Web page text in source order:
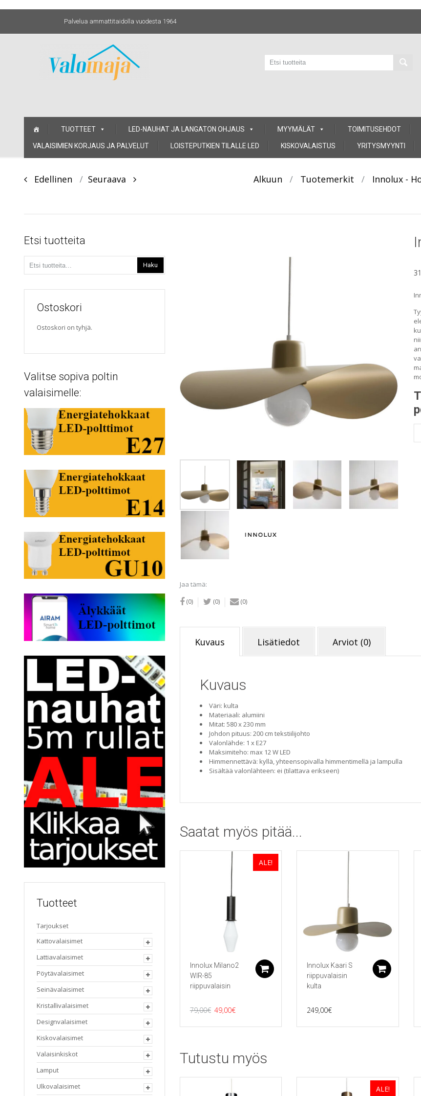
Palvelua ammattitaidolla vuodesta 1964
TUOTTEET LED-NAUHAT JA LANGATON OHJAUS MYYMÄLÄT TOIMITUSEHDOT
VALAISIMIEN KORJAUS JA PALVELUT LOISTEPUTKIEN TILALLE LED KISKOVALAISTUS YRITYSMYYNTI
Post
Edellinen Seuraava Alkuun / Tuotemerkit / Innolux -
Jaa tämä:
(0) (0) (0)
Kuvaus Lisätiedot Arviot (0)
Kuvaus
Väri: kulta
Materiaali: alumiini
Mitat: 580 x 230 mm
Johdon pituus: 200 cm tekstiilijohto
Valonlähde: 1 x E27
Maksimiteho: max 12 W LED
Himmennettävä: kyllä, yhteensopivalla himmentimellä ja lampulla
Sisältää valonlähteen: ei (tilattava erikseen)
Saatat myös pitää...
ALE!
Innolux Milano2
WIR-85
riippuvalaisin
79,00€ Alkuperäinen
hinta
79,00€.
49,00€
hinta
49,00€.
Lisää ostoskoriin
Innolux Kaari S
riippuvalaisin
kulta
249,00€
Tutustu myös
ALE!
Etsi tuotteita
Haku
Ostoskori
Ostoskori on tyhjä.
Valitse sopiva poltin
valaisimelle:
Tuotteet
Tarjoukset
Kattovalaisimet
Lattiavalaisimet
Pöytävalaisimet
Seinävalaisimet
Kristallivalaisimet
Designvalaisimet
Kiskovalaisimet
Valaisinkiskot
Lamput
Ulkovalaisimet